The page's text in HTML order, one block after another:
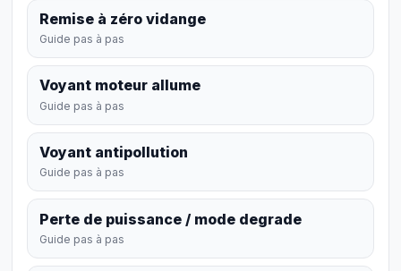
Remise à zéro vidange
Guide pas à pas
Voyant moteur allume
Guide pas à pas
Voyant antipollution
Guide pas à pas
Perte de puissance / mode degrade
Guide pas à pas